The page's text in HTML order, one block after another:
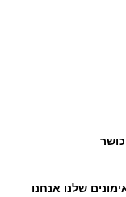
כושר
שלנו אנחנו